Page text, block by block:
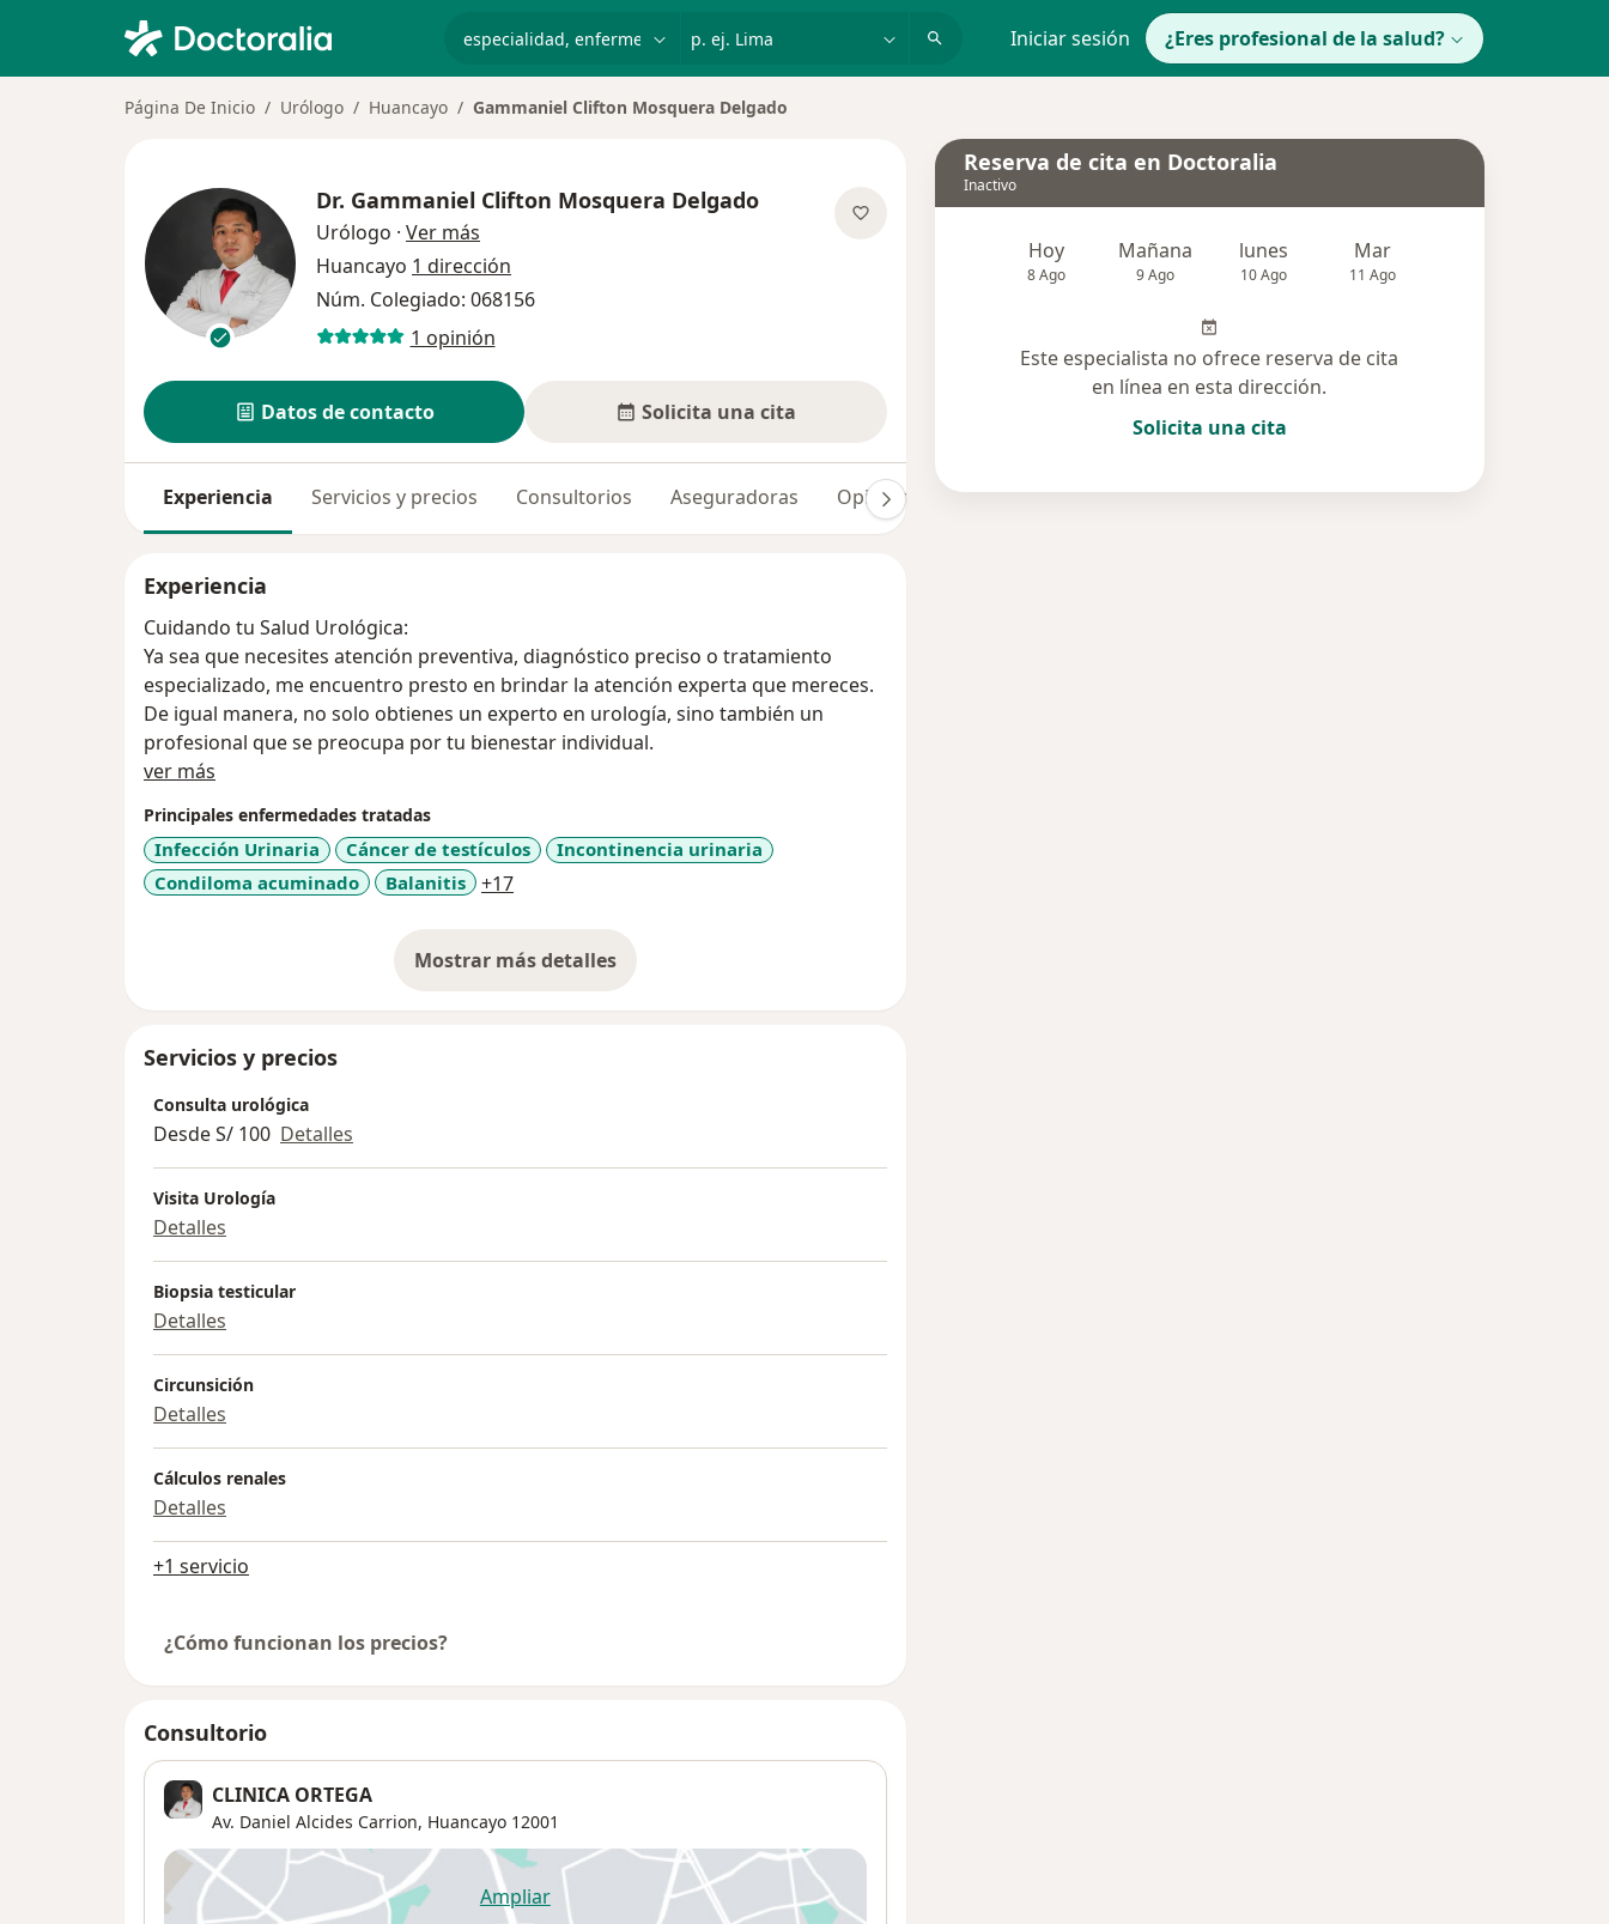
Iniciar sesión ¿Eres profesional de la salud?
Página De Inicio Urólogo Huancayo Gammaniel Clifton Mosquera Delgado
Dr. Gammaniel Clifton Mosquera Delgado
Urólogo · Ver más
Huancayo 1 dirección
Núm. Colegiado: 068156
1 opinión
Datos de contacto Solicita una cita
Experiencia Servicios y precios Consultorios Aseguradoras Opiniones (1)
Experiencia
Cuidando tu Salud Urológica:
Ya sea que necesites atención preventiva, diagnóstico preciso o tratamiento
especializado, me encuentro presto en brindar la atención experta que mereces.
De igual manera, no solo obtienes un experto en urología, sino también un
profesional que se preocupa por tu bienestar individual.
ver más
Principales enfermedades tratadas
Infección Urinaria Cáncer de testículos
Incontinencia urinaria
Condiloma acuminado
Balanitis +17a11y_sr_more_diseases
Mostrar más detalles
sobre la experiencia
Servicios y precios
Consulta urológica
Desde S/ 100 Detalles
Visita Urología
Detalles
Biopsia testicular
Detalles
Circunsición
Detalles
Cálculos renales
Detalles
+1 servicio
¿Cómo funcionan los precios?
Consultorio
CLINICA ORTEGA
Av. Daniel Alcides Carrion, Huancayo 12001
Ampliarse abre en una nueva pestaña
Reserva de cita en Doctoralia
Inactivo
Hoy
8 Ago
Mañana
9 Ago
lunes
10 Ago
Mar
11 Ago
Este especialista no ofrece reserva de cita
en línea en esta dirección.
Solicita una cita